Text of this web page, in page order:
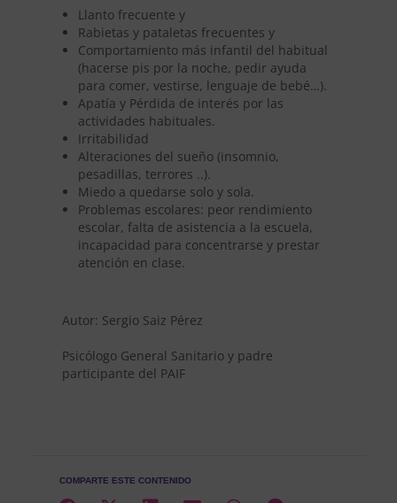
Llanto frecuente y
Rabietas y pataletas frecuentes y
Comportamiento más infantil del habitual
(hacerse pis por la noche, pedir ayuda
para comer, vestirse, lenguaje de bebé…).
Apatía y Pérdida de interés por las
actividades habituales.
Irritabilidad
Alteraciones del sueño (insomnio,
pesadillas, terrores ..).
Miedo a quedarse solo y sola.
Problemas escolares: peor rendimiento
escolar, falta de asistencia a la escuela,
incapacidad para concentrarse y prestar
atención en clase.
Autor: Sergio Saiz Pérez
Psicólogo General Sanitario y padre
participante del PAIF
COMPARTE ESTE CONTENIDO